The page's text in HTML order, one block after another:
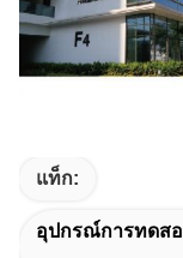
แท็ก:
อุปกรณ์การทดส